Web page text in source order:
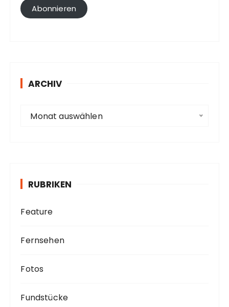
l
-
Abonnieren
ARCHIV
Monat auswählen
RUBRIKEN
Feature
Fernsehen
Fotos
Fundstücke